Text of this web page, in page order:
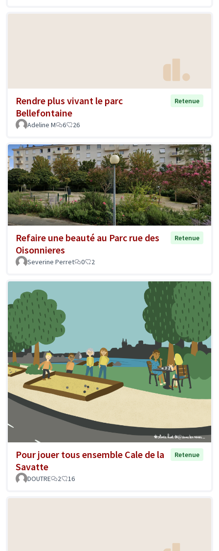
Rendre plus vivant le parc
Bellefontaine
Retenue
Adeline M 6 26
Refaire une beauté au Parc rue des
Oisonnieres
Retenue
Severine Perret 0 2
Pour jouer tous ensemble Cale de la
Savatte
Retenue
DOUTRE 2 16